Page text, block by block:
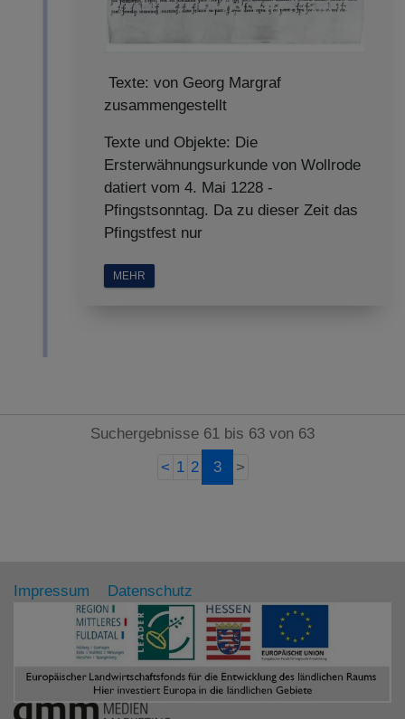
Texte: von Georg Margraf
zusammengestellt
Texte und Objekte: Die
Ersterwähnungsurkunde von Wollrode
datiert vom 4. Mai 1228 -
Pfingstsonntag. Da zu dieser Zeit das
Pfingstfest nur
MEHR
Suchergebnisse 61 bis 63 von 63
< 1 2 3 >
Impressum Datenschutz